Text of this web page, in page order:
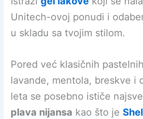
Unitech-ovoj ponudi i
u skladu sa tvojim stilom.
Pored već klasičnih
lavande, mentola, breskve i
leta se posebno ističe
plava nijansa kao što je